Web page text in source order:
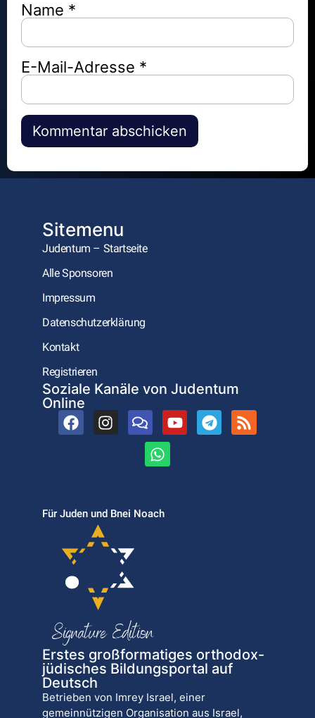
Name *
E-Mail-Adresse *
Alternative:
Sitemenu
Judentum – Startseite
Alle Sponsoren
Impressum
Datenschutzerklärung
Kontakt
Registrieren
Soziale Kanäle von Judentum
Online
Für Juden und Bnei Noach
Erstes großformatiges orthodox-
jüdisches Bildungsportal auf
Deutsch
Betrieben von Imrey Israel, einer
gemeinnützigen Organisation aus Israel,